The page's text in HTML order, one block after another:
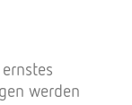
werden